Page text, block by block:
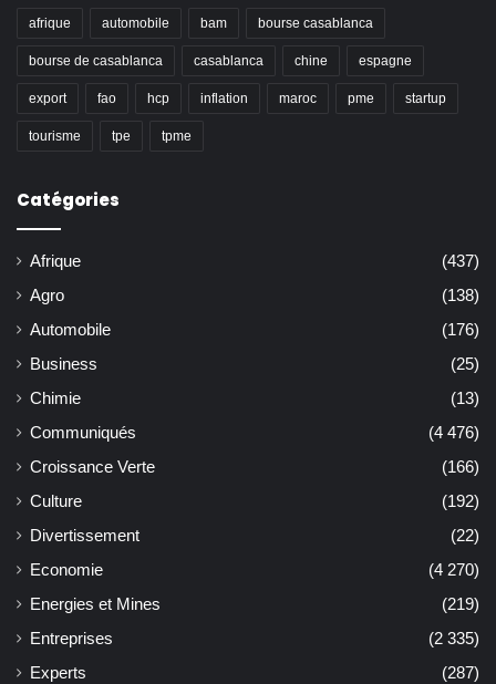
afrique automobile bam bourse casablanca
bourse de casablanca casablanca chine espagne
export fao hcp inflation maroc pme startup
tourisme tpe tpme
Catégories
Afrique
(437)
Agro
(138)
Automobile
(176)
Business
(25)
Chimie
(13)
Communiqués
(4 476)
Croissance Verte
(166)
Culture
(192)
Divertissement
(22)
Economie
(4 270)
Energies et Mines
(219)
Entreprises
(2 335)
Experts
(287)